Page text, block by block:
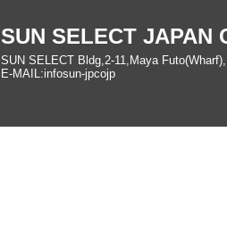
SUN SELECT JAPAN
SUN SELECT Bldg,2-11,Maya
E-MAIL:infosun-jpcojp